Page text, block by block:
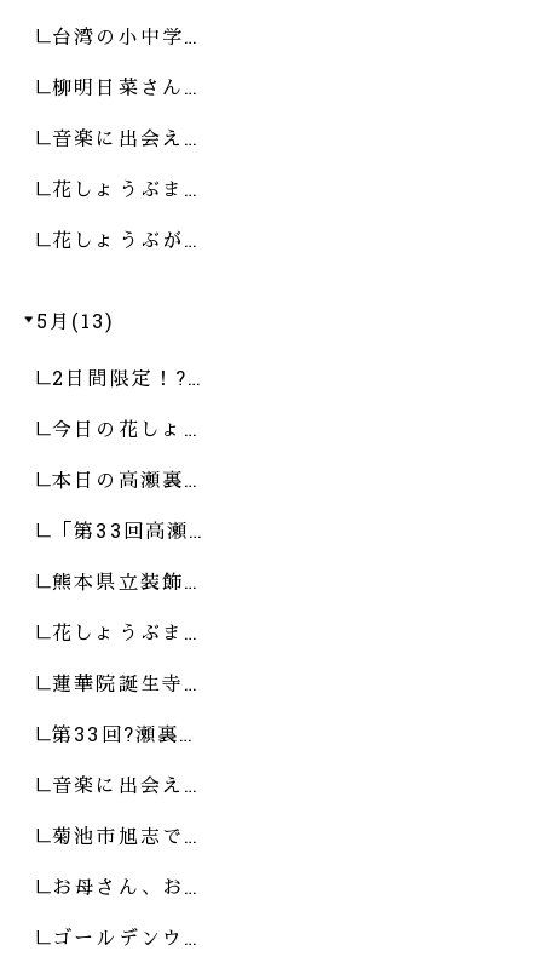
台湾の小中学…
柳明日菜さん…
音楽に出会え…
花しょうぶま…
花しょうぶが…
5月(13)
2日間限定！?…
今日の花しょ…
本日の高瀬裏…
「第33回高瀬…
熊本県立装飾…
花しょうぶま…
蓮華院誕生寺…
第33回?瀬裏…
音楽に出会え…
菊池市旭志で…
お母さん、お…
ゴールデンウ…